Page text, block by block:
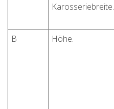
Karosseriebreite.
B
Höhe.